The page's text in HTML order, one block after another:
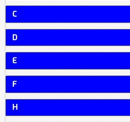
C
D
E
F
H